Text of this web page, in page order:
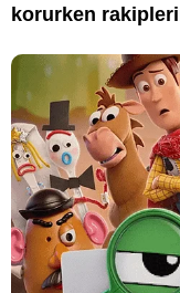
korurken